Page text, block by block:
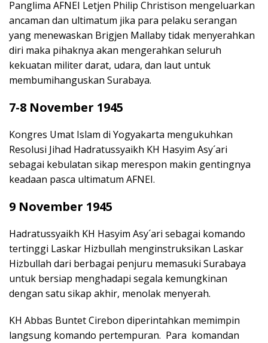
Panglima AFNEI Letjen Philip Christison mengeluarkan
ancaman dan ultimatum jika para pelaku serangan
yang menewaskan Brigjen Mallaby tidak menyerahkan
diri maka pihaknya akan mengerahkan seluruh
kekuatan militer darat, udara, dan laut untuk
membumihanguskan Surabaya.
7-8 November 1945
Kongres Umat Islam di Yogyakarta mengukuhkan
Resolusi Jihad Hadratussyaikh KH Hasyim Asy´ari
sebagai kebulatan sikap merespon makin gentingnya
keadaan pasca ultimatum AFNEI.
9 November 1945
Hadratussyaikh KH Hasyim Asy´ari sebagai komando
tertinggi Laskar Hizbullah menginstruksikan Laskar
Hizbullah dari berbagai penjuru memasuki Surabaya
untuk bersiap menghadapi segala kemungkinan
dengan satu sikap akhir, menolak menyerah.
KH Abbas Buntet Cirebon diperintahkan memimpin
langsung komando pertempuran. Para komandan